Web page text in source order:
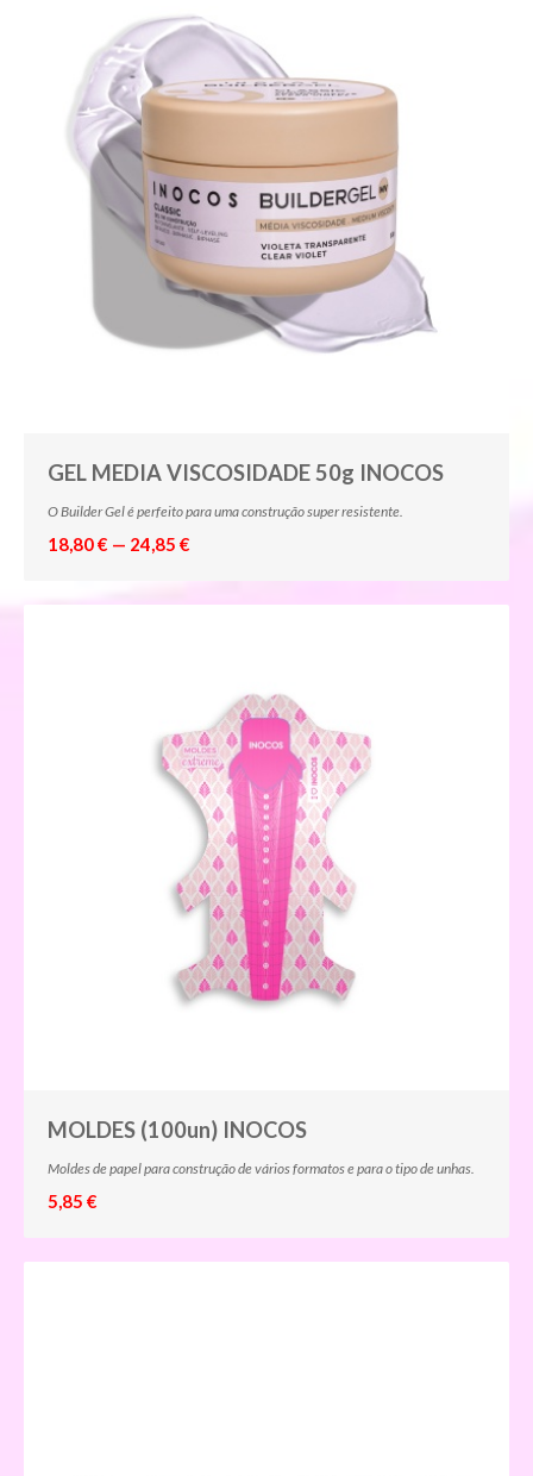
GEL MEDIA VISCOSIDADE 50g INOCOS
O Builder Gel é perfeito para uma construção super resistente.
18,80 € — 24,85 €
MOLDES (100un) INOCOS
Moldes de papel para construção de vários formatos e para o tipo de unhas.
5,85 €